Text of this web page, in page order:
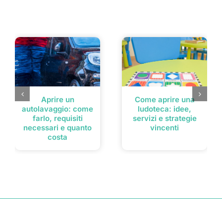
Aprire un
autolavaggio: come
farlo, requisiti
necessari e quanto
costa
Come aprire una
ludoteca: idee,
servizi e strategie
vincenti